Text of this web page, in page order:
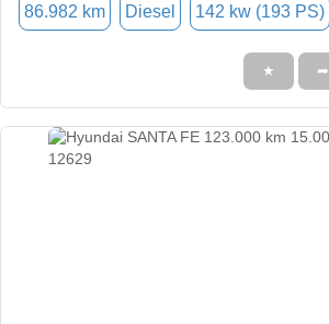
86.982 km Diesel 142 kw (193 PS)
★ ➦